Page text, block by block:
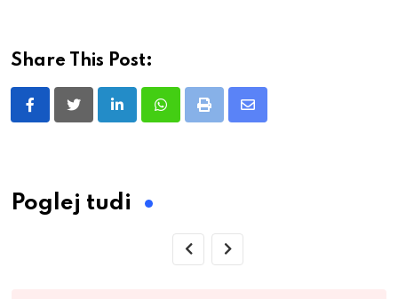
Share This Post:
LinkedInWhatsappPrint
Share
Poglej tudi